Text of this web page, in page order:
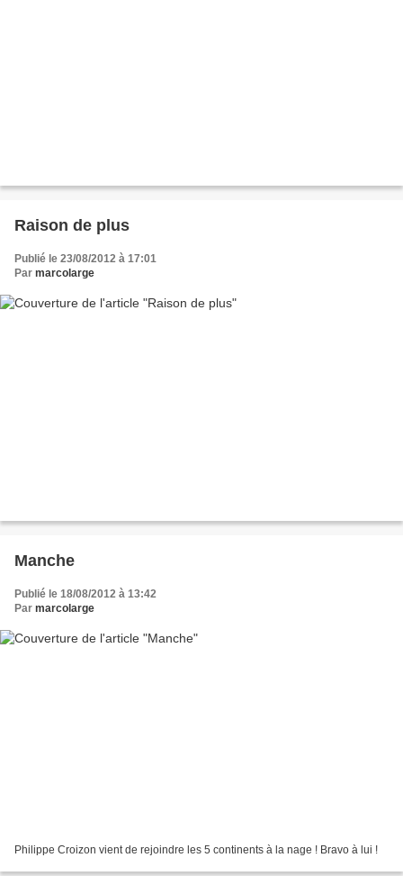
Raison de plus
Publié le 23/08/2012 à 17:01
Par marcolarge
Manche
Publié le 18/08/2012 à 13:42
Par marcolarge
Philippe Croizon vient de rejoindre les 5 continents à la nage ! Bravo à lui !